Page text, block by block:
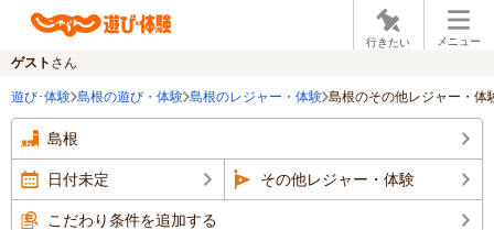
行きたい メニュー
ゲスト さん
遊び･体験 島根の遊び・体験 島根のレジャー・体験 島根のその他レジャー・体
島根
日付未定 その他レジャー・体験
こだわり条件を追加する